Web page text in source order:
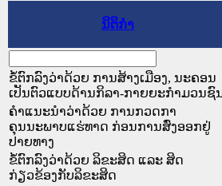
ນິຕິກໍາ
ຂໍ້ຕົກລົງວ່າດ້ວຍ ການສ້າງເມືອງ, ນະຄອນ
ເປັນຕົວແບບດ້ານກິລາ-ກາຍຍະກຳມວນຊົ
ຄຳແນະນຳວ່າດ້ວຍ ການກວດກາ
ຄຸນນະພາບແຮ່ທາດ ກ່ອນການສົ່ງອອກຢູ່
ປາຍທາງ
ຂໍ້ຕົກລົງວ່າດ້ວຍ ລິຂະສິດ ແລະ ສິດ
ກ່ຽວຂ້ອງກັບລິຂະສິດ